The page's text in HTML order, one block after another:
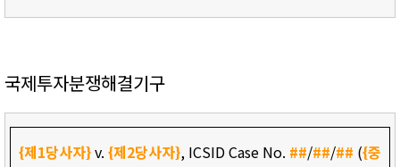
국제투자분쟁해결기구
{제1당사자}v. {제2당사자}, ICSID Case No. ##/##/## ({중